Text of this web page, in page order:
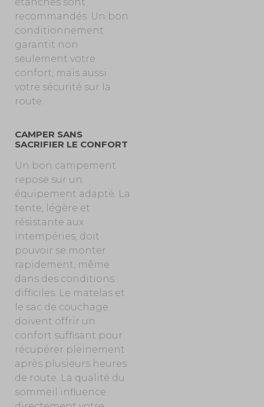
recommandés. Un bon
conditionnement
garantit non
seulement votre
confort, mais aussi
votre sécurité sur la
route.
CAMPER SANS
SACRIFIER LE CONFORT
Un bon campement
repose sur un
équipement adapté. La
tente, légère et
résistante aux
intempéries, doit
pouvoir se monter
rapidement, même
dans des conditions
difficiles. Le matelas et
le sac de couchage
doivent offrir un
confort suffisant pour
récupérer pleinement
après plusieurs heures
de route. La qualité du
sommeil influence